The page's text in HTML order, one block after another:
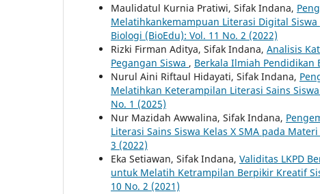
Maulidatul Kurnia Pratiwi, Sifak Indana,
Melatihkankemampuan Literasi Digital
Biologi (BioEdu): Vol. 11 No. 2 (2022)
Rizki Firman Aditya, Sifak Indana, Analisis
Pegangan Siswa , Berkala Ilmiah Pendidikan
Nurul Aini Riftaul Hidayati, Sifak Indana,
Melatihkan Keterampilan Literasi Sains Siswa
No. 1 (2025)
Nur Mazidah Awwalina, Sifak Indana,
Literasi Sains Siswa Kelas X SMA pada
3 (2022)
Eka Setiawan, Sifak Indana, Validitas LKPD
untuk Melatih Ketrampilan Berpikir Kreatif
10 No. 2 (2021)